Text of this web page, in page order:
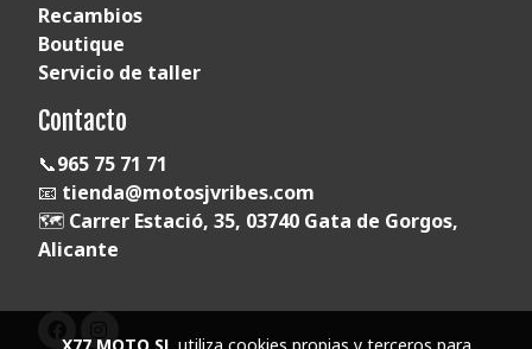
Recambios
Boutique
Servicio de taller
Contacto
📞965 75 71 71
📧 tienda@motosjvribes.com
🗺️ Carrer Estació, 35, 03740 Gata de Gorgos,
Alicante